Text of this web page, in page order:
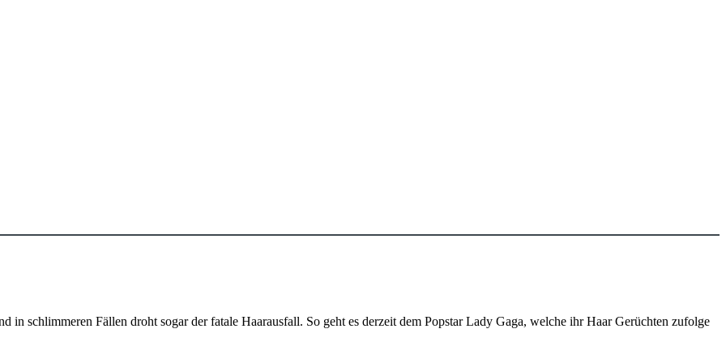
in schlimmeren Fällen droht sogar der fatale Haarausfall. So geht es derzeit dem Popstar Lady Gaga, welche ihr Haar Gerüchten zufolge